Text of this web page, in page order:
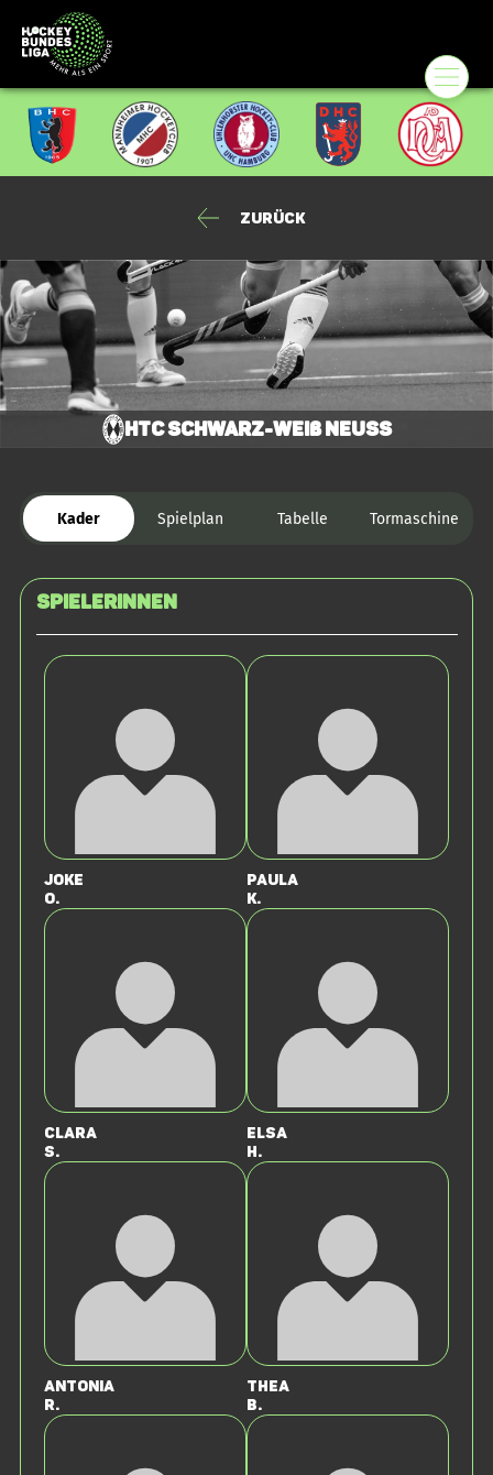
Zurück
HTC Schwarz-Weiß Neuss
Kader Spielplan Tabelle Tormaschine
SPIELERINNEN
Joke
O.
Paula
K.
Clara
S.
Elsa
H.
Antonia
R.
Thea
B.